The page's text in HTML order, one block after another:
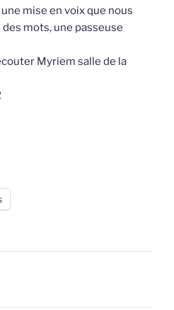
mise en voix que nous
mots, une passeuse
Myriem salle de la